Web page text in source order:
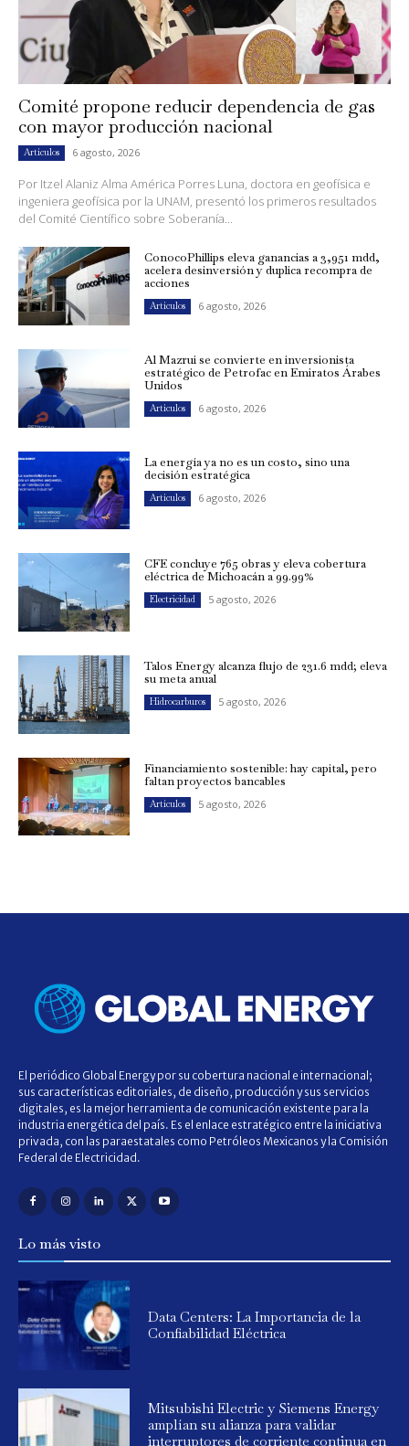
Comité propone reducir dependencia de gas
con mayor producción nacional
Artículos 6 agosto, 2026
Por Itzel Alaniz Alma América Porres Luna, doctora en geofísica e
ingeniera geofísica por la UNAM, presentó los primeros resultados
del Comité Científico sobre Soberanía...
ConocoPhillips eleva ganancias a 3,951 mdd,
acelera desinversión y duplica recompra de
acciones
Artículos 6 agosto, 2026
Al Mazrui se convierte en inversionista
estratégico de Petrofac en Emiratos Árabes
Unidos
Artículos 6 agosto, 2026
La energía ya no es un costo, sino una
decisión estratégica
Artículos 6 agosto, 2026
CFE concluye 765 obras y eleva cobertura
eléctrica de Michoacán a 99.99%
Electricidad 5 agosto, 2026
Talos Energy alcanza flujo de 231.6 mdd; eleva
su meta anual
Hidrocarburos 5 agosto, 2026
Financiamiento sostenible: hay capital, pero
faltan proyectos bancables
Artículos 5 agosto, 2026
El periódico Global Energy por su cobertura nacional e internacional;
sus características editoriales, de diseño, producción y sus servicios
digitales, es la mejor herramienta de comunicación existente para la
industria energética del país. Es el enlace estratégico entre la iniciativa
privada, con las paraestatales como Petróleos Mexicanos y la Comisión
Federal de Electricidad.
Lo más visto
Data Centers: La Importancia de la
Confiabilidad Eléctrica
Mitsubishi Electric y Siemens Energy
amplían su alianza para validar
interruptores de corriente continua en